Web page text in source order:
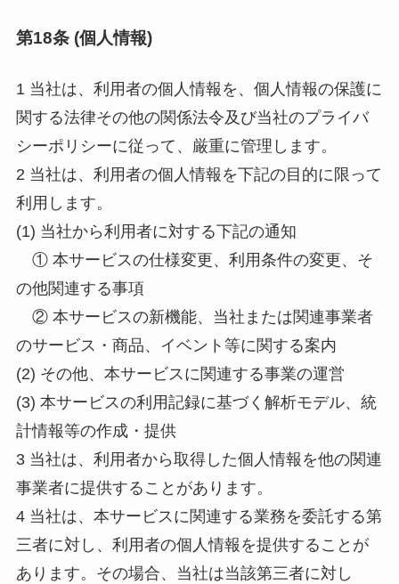
第18条 (個人情報)
1 当社は、利用者の個人情報を、個人情報の保護に
関する法律その他の関係法令及び当社のプライバ
シーポリシーに従って、厳重に管理します。
2 当社は、利用者の個人情報を下記の目的に限って
利用します。
(1) 当社から利用者に対する下記の通知
① 本サービスの仕様変更、利用条件の変更、そ
の他関連する事項
② 本サービスの新機能、当社または関連事業者
のサービス・商品、イベント等に関する案内
(2) その他、本サービスに関連する事業の運営
(3) 本サービスの利用記録に基づく解析モデル、統
計情報等の作成・提供
3 当社は、利用者から取得した個人情報を他の関連
事業者に提供することがあります。
4 当社は、本サービスに関連する業務を委託する第
三者に対し、利用者の個人情報を提供することが
あります。その場合、当社は当該第三者に対し